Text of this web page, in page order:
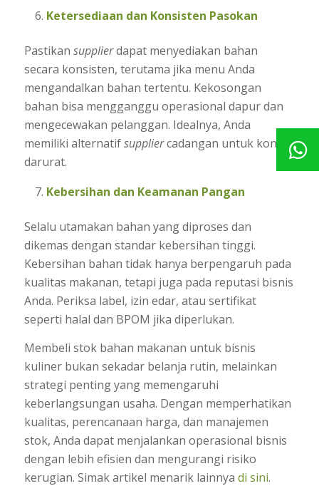
Ketersediaan dan Konsisten Pasokan
Pastikan supplierdapat menyediakan bahan
secara konsisten, terutama jika menu Anda
mengandalkan bahan tertentu. Kekosongan
bahan bisa mengganggu operasional dapur dan
mengecewakan pelanggan. Idealnya, Anda
memiliki alternatifsuppliercadangan untuk kondisi
darurat.
Kebersihan dan Keamanan Pangan
Selalu utamakan bahan yang diproses dan
dikemas dengan standar kebersihan tinggi.
Kebersihan bahan tidak hanya berpengaruh pada
kualitas makanan, tetapi juga pada reputasi bisnis
Anda. Periksa label, izin edar, atau sertifikat
seperti halal dan BPOM jika diperlukan.
Membeli stok bahan makanan untuk bisnis
kuliner bukan sekadar belanja rutin, melainkan
strategi penting yang memengaruhi
keberlangsungan usaha. Dengan memperhatikan
kualitas, perencanaan harga, dan manajemen
stok, Anda dapat menjalankan operasional bisnis
dengan lebih efisien dan mengurangi risiko
kerugian. Simak artikel menarik lainnya di sini.